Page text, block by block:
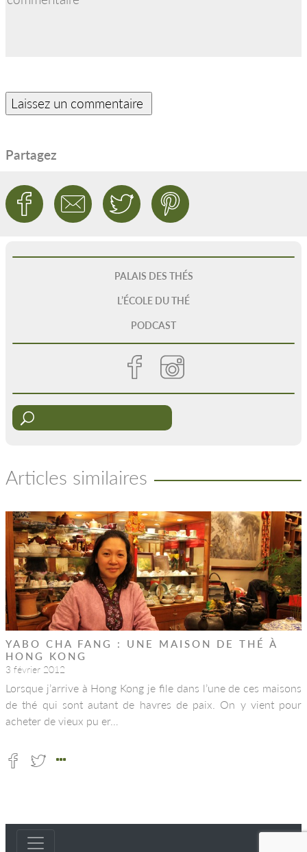
Partagez
PALAIS DES THÉS
L’ÉCOLE DU THÉ
PODCAST
Articles similaires
YABO CHA FANG : UNE MAISON DE THÉ À
HONG KONG
3 février 2012
Lorsque j’arrive à Hong Kong je file dans l’une de ces maisons
de thé qui sont autant de havres de paix. On y vient pour
acheter de vieux pu er…